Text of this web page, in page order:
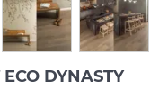
DYNASTY